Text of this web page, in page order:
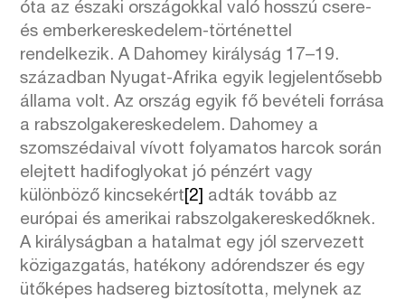
óta az északi országokkal való hosszú csere-
és emberkereskedelem-történettel
rendelkezik. A Dahomey királyság 17–19.
században Nyugat-Afrika egyik legjelentősebb
állama volt. Az ország egyik fő bevételi forrása
a rabszolgakereskedelem. Dahomey a
szomszédaival vívott folyamatos harcok során
elejtett hadifoglyokat jó pénzért vagy
különböző kincsekért [2]
adták tovább az
európai és amerikai rabszolgakereskedőknek.
A királyságban a hatalmat egy jól szervezett
közigazgatás, hatékony adórendszer és egy
ütőképes hadsereg biztosította, melynek az